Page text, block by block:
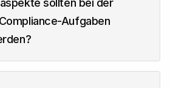
sollten bei der
Aufgaben